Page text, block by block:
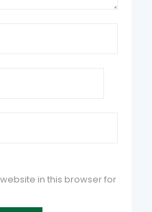
in this browser for